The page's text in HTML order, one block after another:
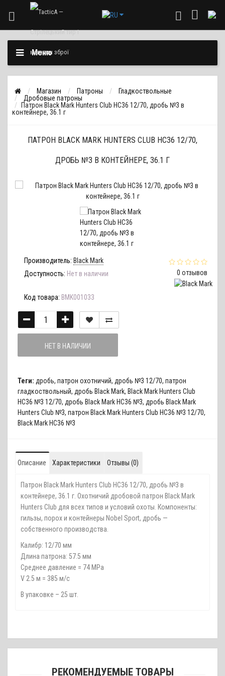
Меню
Магазин Патроны
Гладкоствольные
Дробовые патроны
Патрон Black Mark Hunters Club HC36 12/70, дробь №3 в
контейнере, 36.1 г
ПАТРОН BLACK MARK HUNTERS CLUB HC36 12/70,
ДРОБЬ №3 В КОНТЕЙНЕРЕ, 36.1 Г
0 отзывов
Производитель: Black Mark
Доступность: Нет в наличии
Код товара: BMK001033
НЕТ В НАЛИЧИИ
Теги: дробь, патрон охотничий, дробь №3 12/70, патрон
гладкоствольный, дробь Black Mark, Black Mark Hunters Club
HC36 №3 12/70, дробь Black Mark HC36 №3, дробь Black Mark
Hunters Club №3, патрон Black Mark Hunters Club HC36 №3 12/70,
Black Mark HC36 №3
Описание Характеристики Отзывы (0)
Патрон Black Mark Hunters Club HC36 12/70, дробь №3 в
контейнере, 36.1 г. Охотничий дробовой патрон Black Mark
Hunters Club для всех типов и условий охоты. Компоненты:
гильзы, порох и контейнеры Nobel Sport, дробь —
собственного производства.
Калибр: 12/70 мм
Длина патрона: 57.5 мм
Среднее давление = 74 MPa
V 2.5 м = 385 м/с
В упаковке – 25 шт.
РЕКОМЕНДУЕМЫЕ ТОВАРЫ